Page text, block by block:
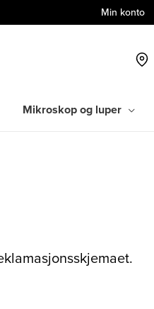
Min konto
Mikroskop og luper